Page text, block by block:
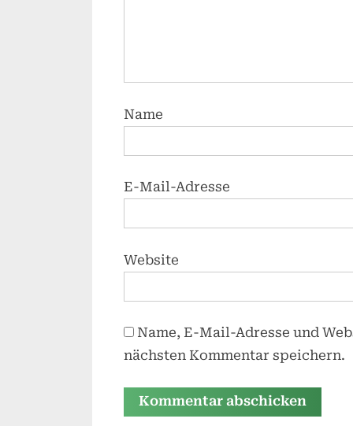
Name
E-Mail-Adresse
Website
Name, E-Mail-Adresse und
nächsten Kommentar speichern.